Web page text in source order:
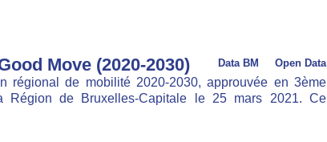
Move (2020-2030) Open Data
Data BM
de mobilité 2020-2030, approuvée en 3ème lecture
Capitale le 25 mars 2021. Ce document est …